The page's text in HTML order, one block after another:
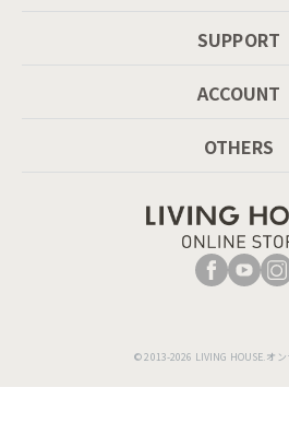
SUPPORT
ACCOUNT
OTHERS
© 2013-2026 LIVING HOUSE.オ